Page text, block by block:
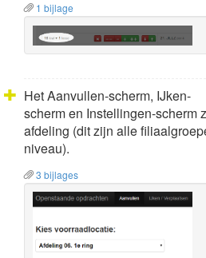
1 bijlage
Het Aanvullen-scherm, IJken-
scherm en Instellingen-scherm
afdeling (dit zijn alle
niveau).
3 bijlages